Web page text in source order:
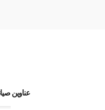
عناوين